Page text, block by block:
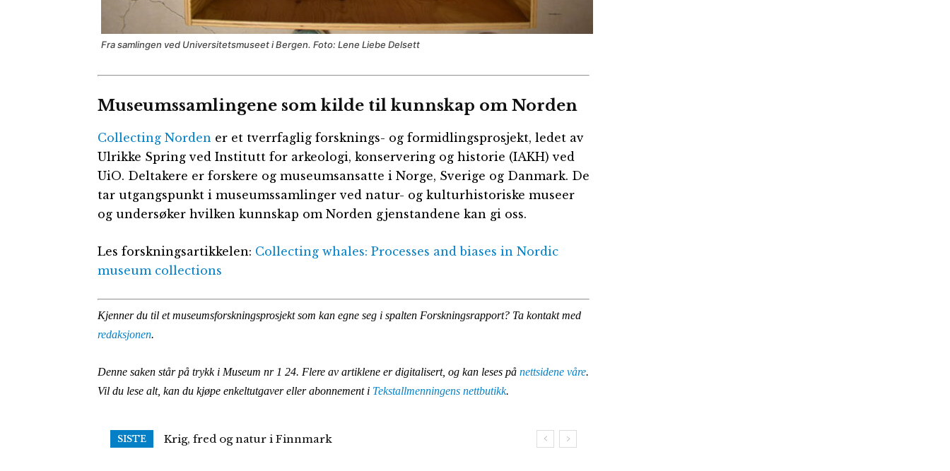
Fra samlingen ved Universitetsmuseet i Bergen. Foto: Lene Liebe Delsett
Museumssamlingene som kilde til kunnskap om Norden
Collecting Norden er et tverrfaglig forsknings- og formidlingsprosjekt, ledet av
Ulrikke Spring ved Institutt for arkeologi, konservering og historie (IAKH) ved
UiO. Deltakere er forskere og museumsansatte i Norge, Sverige og Danmark. De
tar utgangspunkt i museumssamlinger ved natur- og kulturhistoriske museer
og undersøker hvilken kunnskap om Norden gjenstandene kan gi oss.
Les forskningsartikkelen: Collecting whales: Processes and biases in Nordic
museum collections
Kjenner du til et museumsforskningsprosjekt som kan egne seg i spalten Forskningsrapport? Ta kontakt med
redaksjonen.
Denne saken står på trykk i Museum nr 1 24. Flere av artiklene er digitalisert, og kan leses på nettsidene våre.
Vil du lese alt, kan du kjøpe enkeltutgaver eller abonnement i Tekstallmenningens nettbutikk.
SISTE Krig, fred og natur i Finnmark
Følg med på Frolands Verk